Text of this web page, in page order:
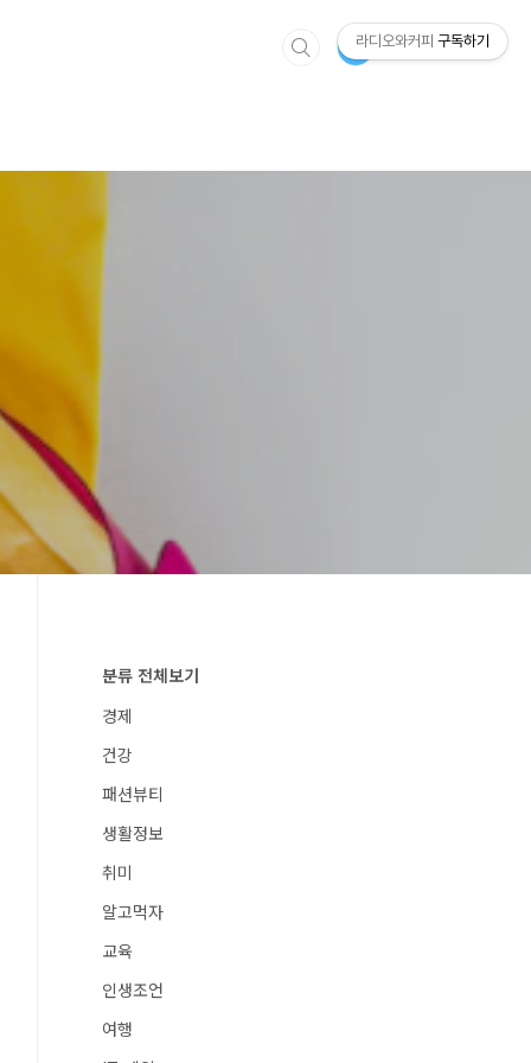
분류 전체보기
경제
건강
패션뷰티
생활정보
취미
알고먹자
교육
인생조언
여행
라디오와커피 구독하기